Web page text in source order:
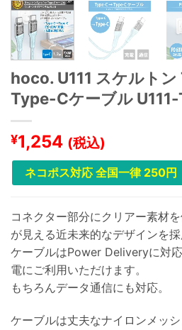
hoco. U111 スケルト
Type-Cケーブル
¥1,254 (税込)
ネコポス対応 全国一律 250円
コネクター部分にクリアー素材
が見える近未来的なデザインを採
ケーブルはPower Deliveryに対
電にご利用いただけます。
もちろんデータ通信にも対応。
ケーブルは丈夫なナイロンメッ